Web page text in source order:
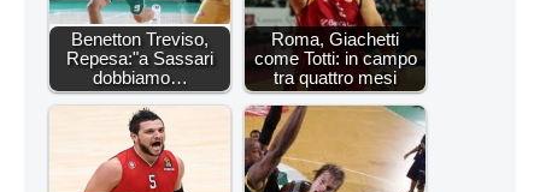
Benetton Treviso,
Repesa:"a Sassari
dobbiamo…
Roma, Giachetti
come Totti: in campo
tra quattro mesi